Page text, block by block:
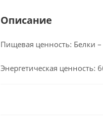
Описание
Пищевая ценность: Белки
Энергетическая ценность: